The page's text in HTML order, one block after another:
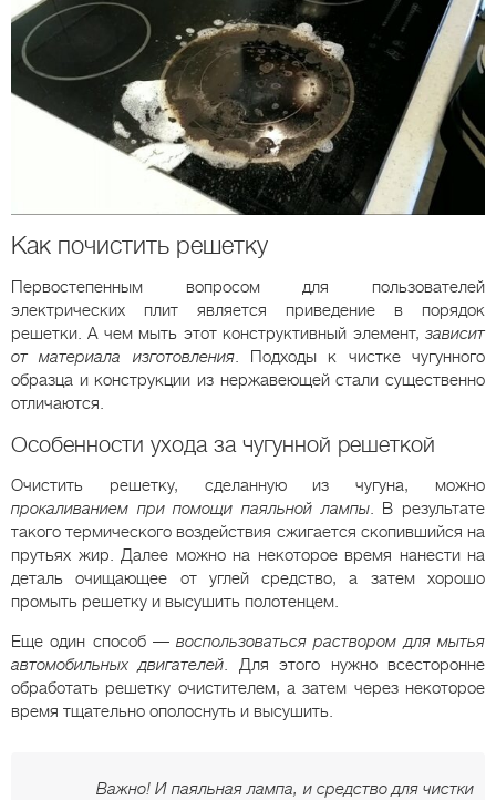
Как почистить решетку
Первостепенным вопросом для пользователей
электрических плит является приведение в порядок
решетки. А чем мыть этот конструктивный элемент, зависит
от материала изготовления. Подходы к чистке чугунного
образца и конструкции из нержавеющей стали существенно
отличаются.
Особенности ухода за чугунной решеткой
Очистить решетку, сделанную из чугуна, можно
прокаливанием при помощи паяльной лампы. В результате
такого термического воздействия сжигается скопившийся на
прутьях жир. Далее можно на некоторое время нанести на
деталь очищающее от углей средство, а затем хорошо
промыть решетку и высушить полотенцем.
Еще один способ —воспользоваться раствором для мытья
автомобильных двигателей . Для этого нужно всесторонне
обработать решетку очистителем, а затем через некоторое
время тщательно ополоснуть и высушить.
Важно! И паяльная лампа, и средство для чистки